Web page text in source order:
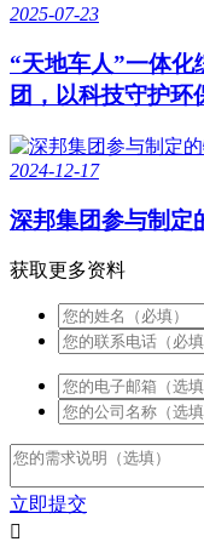
2025-07-23
“天地车人”一体
团，以科技守护环
2024-12-17
深邦集团参与制定
获取更多资料
立即提交
